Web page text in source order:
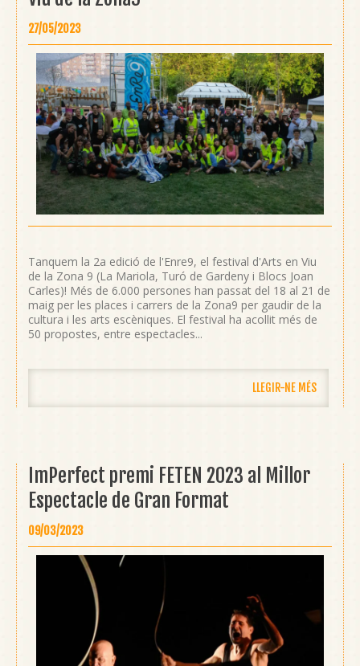
27/05/2023
Tanquem la 2a edició de l'Enre9, el festival d'Arts en Viu
de la Zona 9 (La Mariola, Turó de Gardeny i Blocs Joan
Carles)! Més de 6.000 persones han passat del 18 al 21 de
maig per les places i carrers de la Zona9 per gaudir de la
cultura i les arts escèniques. El festival ha acollit més de
50 propostes, entre espectacles...
LLEGIR-NE MÉS
ImPerfect premi FETEN 2023 al Millor
Espectacle de Gran Format
09/03/2023